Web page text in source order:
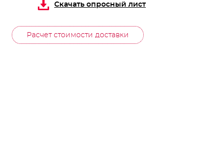
Скачать опросный лист
Расчет стоимости доставки